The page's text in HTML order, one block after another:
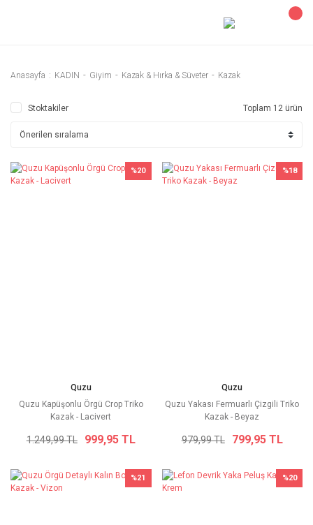
Anasayfa KADIN Giyim Kazak & Hırka & Süveter Kazak
Stoktakiler Toplam 12 ürün
%20
Quzu
Quzu Kapüşonlu Örgü Crop Triko
Kazak - Lacivert
1.249,99 TL 999,95 TL
%18
Quzu
Quzu Yakası Fermuarlı Çizgili Triko
Kazak - Beyaz
979,99 TL 799,95 TL
%21 %20